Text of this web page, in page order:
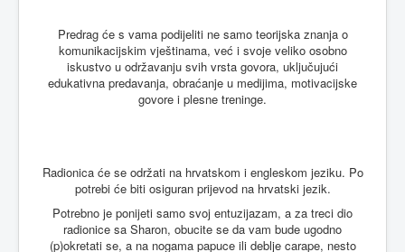
Predrag će s vama podijeliti ne samo teorijska znanja o
komunikacijskim vještinama, već i svoje veliko osobno
iskustvo u održavanju svih vrsta govora, uključujući
edukativna predavanja, obraćanje u medijima, motivacijske
govore i plesne treninge.
Radionica će se održati na hrvatskom i engleskom jeziku. Po
potrebi će biti osiguran prijevod na hrvatski jezik.
Potrebno je ponijeti samo svoj entuzijazam, a za treci dio
radionice sa Sharon, obucite se da vam bude ugodno
(p)okretati se, a na nogama papuce ili deblje carape, nesto